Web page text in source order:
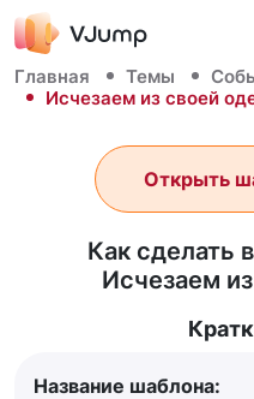
Главная Темы
Исчезаем из своей
Как сделать
Исчезаем
Открыть
Название шаблона: